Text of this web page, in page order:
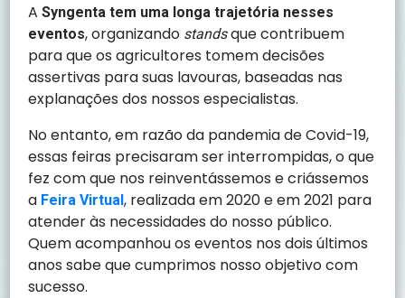
ASyngenta tem uma longa trajetória nesses
eventos, organizando standsque contribuem
para que os agricultores tomem decisões
assertivas para suas lavouras, baseadas nas
explanações dos nossos especialistas.
No entanto, em razão da pandemia de Covid-19,
essas feiras precisaram ser interrompidas, o que
fez com que nos reinventássemos e criássemos
a Feira Virtual, realizada em 2020 e em 2021 para
atender às necessidades do nosso público.
Quem acompanhou os eventos nos dois últimos
anos sabe que cumprimos nosso objetivo com
sucesso.